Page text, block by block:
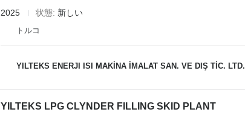
2025
状態 新しい
トルコ
YILTEKS ENERJI ISI MAKİNA İMALAT SAN. VE DIŞ TİC.
YILTEKS LPG CLYNDER FILLING SKID PLANT